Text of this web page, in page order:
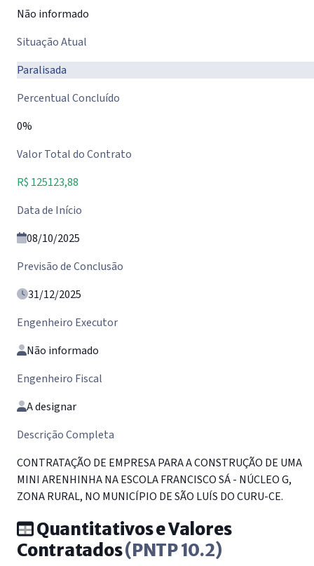
Não informado
Situação Atual
Paralisada
Percentual Concluído
0%
Valor Total do Contrato
R$ 125123,88
Data de Início
08/10/2025
Previsão de Conclusão
31/12/2025
Engenheiro Executor
Não informado
Engenheiro Fiscal
A designar
Descrição Completa
CONTRATAÇÃO DE EMPRESA PARA A CONSTRUÇÃO DE UMA
MINI ARENHINHA NA ESCOLA FRANCISCO SÁ - NÚCLEO G,
ZONA RURAL, NO MUNICÍPIO DE SÃO LUÍS DO CURU-CE.
Quantitativos e Valores
Contratados(PNTP 10.2)